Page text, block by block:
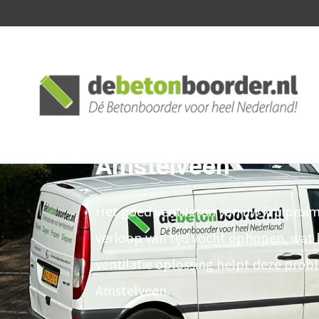
Voorkom
Amstelveen
Het goed ventileren van uw
verloop van tijd vocht ophopen, wat
ventilatie oplossing helpt deze
Amstelveen.